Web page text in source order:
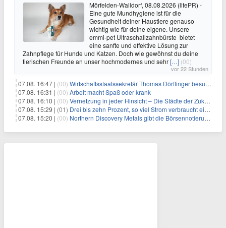
Mörfelden-Walldorf, 08.08.2026 (lifePR) -
Eine gute Mundhygiene ist für die
Gesundheit deiner Haustiere genauso
wichtig wie für deine eigene. Unsere
emmi-pet Ultraschallzahnbürste bietet
eine sanfte und effektive Lösung zur
Zahnpflege für Hunde und Katzen. Doch wie gewöhnst du deine
tierischen Freunde an unser hochmodernes und sehr[…] (00)
vor 22 Stunden
07.08. 16:47 | (00) Wirtschaftsstaatssekretär Thomas Dörflinger besucht Handwerksbetrieb im Kammerbezirk Freiburg
07.08. 16:31 | (00) Arbeit macht Spaß oder krank
07.08. 16:10 | (00) Vernetzung in jeder Hinsicht – Die Städte der Zukunft sind grün-blau
07.08. 15:29 | (01) Drei bis zehn Prozent, so viel Strom verbraucht ein Aufzug im Gebäude
07.08. 15:20 | (00) Northern Discovery Metals gibt die Börsennotierung an der Frankfurter Wertpapierbörse bekannt